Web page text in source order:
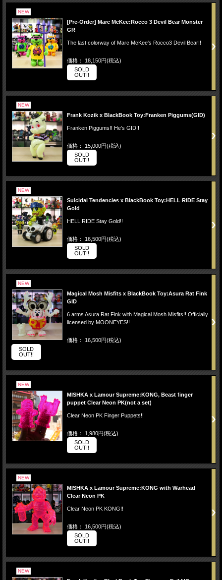
NEW
[Pre-Order] Marc McKee:Rocco 3 Devil Bear Monster
GR
The last colorway of Marc McKee's Rocco3 Devil Bear!!
価格： 18,150円(税込)
SOLD
OUT!!
NEW
Frank Kozik x BlackBook Toy:Franken Piggums(GID)
Franken Piggums!! He's GID!!
価格： 15,000円(税込)
SOLD
OUT!!
NEW
Suicidal Tendencies x BlackBook Toy:HELL RIDE Stay
Gold
HELL RIDE Stay Gold!!
価格： 16,500円(税込)
SOLD
OUT!!
NEW
Magical Mosh Misfits x BlackBook Toy:Asura Rat Fink
GID
6 arms Asura Rat Fink with Magical Mosh Misfits!! Officially
licensed by MOONEYES!!
価格： 16,500円(税込)
SOLD
OUT!!
NEW
MISHKA x Lamour Supreme:KONG, Beast finger
puppet Clear Neon PK(not a set)
Clear Neon PK Finger Puppets!!
価格： 1,980円(税込)
SOLD
OUT!!
NEW
MISHKA x Lamour Supreme:KONG with Warhead
Clear Neon PK
Clear Neon PK KONG!!
価格： 16,500円(税込)
SOLD
OUT!!
NEW